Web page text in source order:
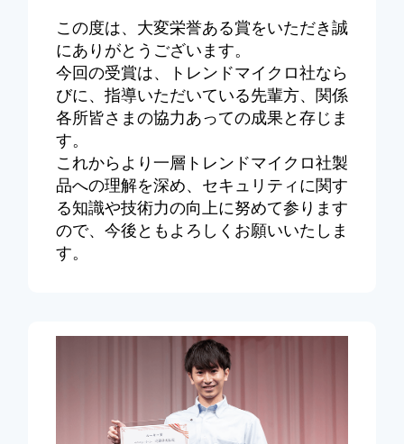
この度は、大変栄誉ある賞をいただき誠
にありがとうございます。
今回の受賞は、トレンドマイクロ社なら
びに、指導いただいている先輩方、関係
各所皆さまの協力あっての成果と存じま
す。
これからより一層トレンドマイクロ社製
品への理解を深め、セキュリティに関す
る知識や技術力の向上に努めて参ります
ので、今後ともよろしくお願いいたしま
す。